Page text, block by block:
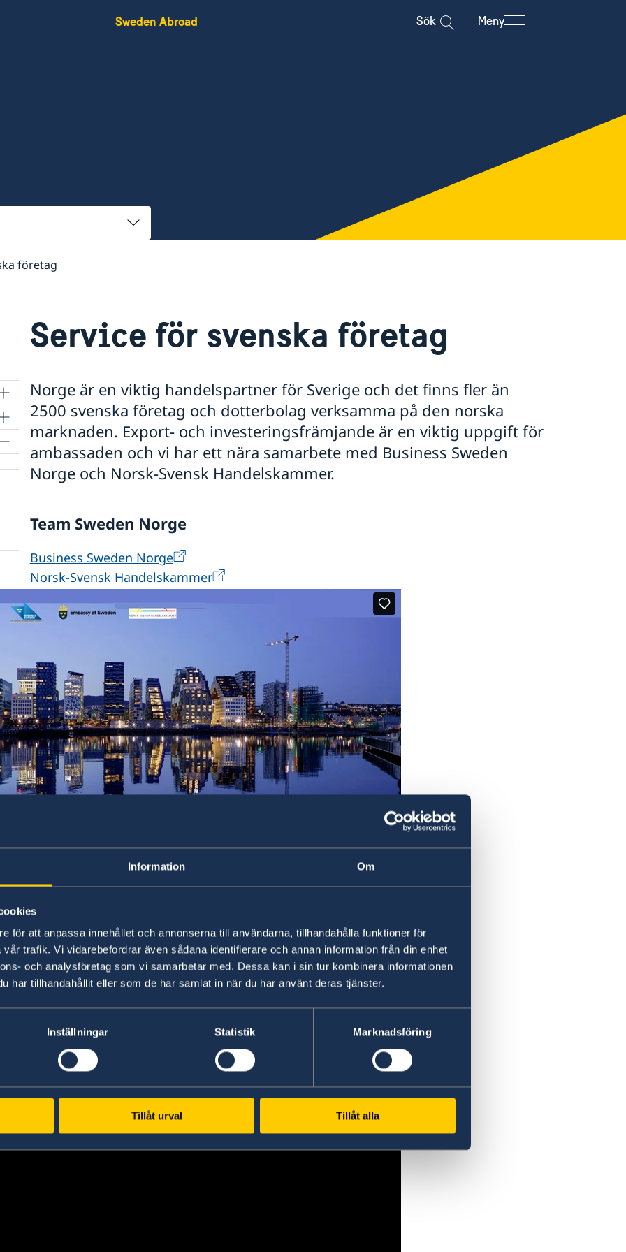
Information Om
för att anpassa innehållet och annonserna till användarna, tillhandahålla funktioner för
trafik. Vi vidarebefordrar även sådana identifierare och annan information från din enhet
och analysföretag som vi samarbetar med. Dessa kan i sin tur kombinera informationen
har tillhandahållit eller som de har samlat in när du har använt deras tjänster.
Inställningar Statistik Marknadsföring
Tillåt urval Tillåt alla
Sweden Abroad Sök Meny
företag
Service för svenska företag
Norge är en viktig handelspartner för Sverige och det finns fler än
2500 svenska företag och dotterbolag verksamma på den norska
marknaden. Export- och investeringsfrämjande är en viktig uppgift för
ambassaden och vi har ett nära samarbete med Business Sweden
Norge och Norsk-Svensk Handelskammer.
Team Sweden Norge
Business Sweden Norge
Norsk-Svensk Handelskammer